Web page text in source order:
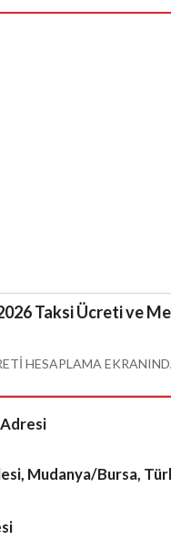
Taksi Ücreti ve
HESAPLAMA
Adresi
Mudanya/Bursa,